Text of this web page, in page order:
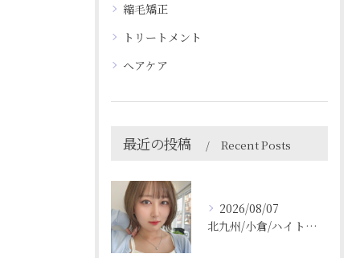
縮毛矯正
トリートメント
ヘアケア
最近の投稿 Recent Posts
2026/08/07
北九州/小倉/ハイトーン/ケアブリーチ/ブリーチカラー